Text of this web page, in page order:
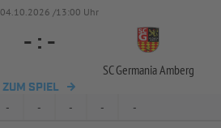
04.10.2026 /13:00 Uhr
- : -
SC Germania Amberg
ZUM SPIEL
- - - - -